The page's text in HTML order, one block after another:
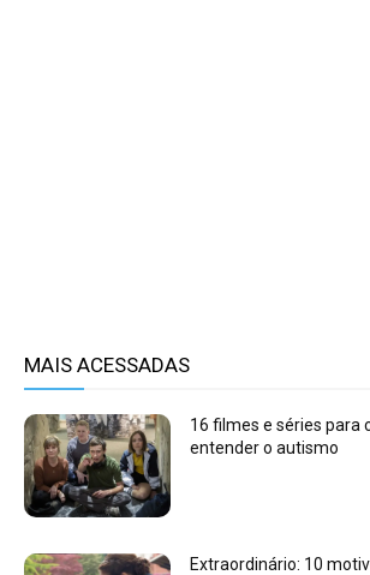
MAIS ACESSADAS
16 filmes e séries para
entender o autismo
Extraordinário: 10